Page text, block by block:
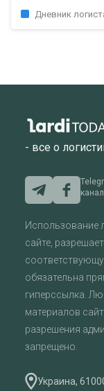
Дневник
- все о
канал
Использование
сайте,
обязательна
гиперссылка.
материалов
разрешения
запрещено.
Украина,